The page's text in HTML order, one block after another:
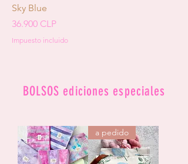
Sky Blue
Precio
36.900 CLP
Impuesto incluido
BOLSOS ediciones especiales
a pedido